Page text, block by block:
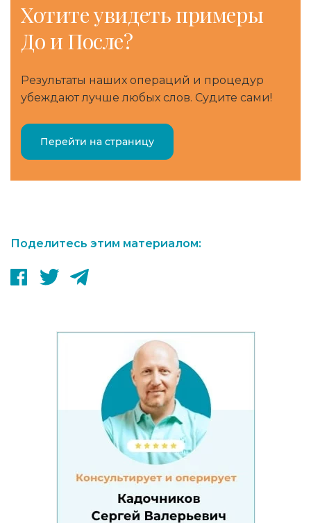
Хотитеувидеть примеры
До и После?
Результаты наших операций и процедур
убеждают лучше любых слов. Судите сами!
Перейти на страницу
Поделитесь этим материалом: